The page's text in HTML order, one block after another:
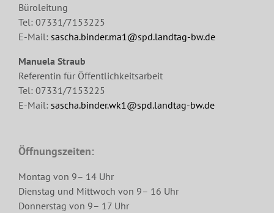
Büroleitung
Tel: 07331/7153225
E-Mail: sascha.binder.ma1@spd.landtag-bw.de
Manuela Straub
Referentin für Öffentlichkeitsarbeit
Tel: 07331/7153225
E-Mail: sascha.binder.wk1@spd.landtag-bw.de
Öffnungszeiten:
Montag von 9– 14 Uhr
Dienstag und Mittwoch von 9– 16 Uhr
Donnerstag von 9– 17 Uhr